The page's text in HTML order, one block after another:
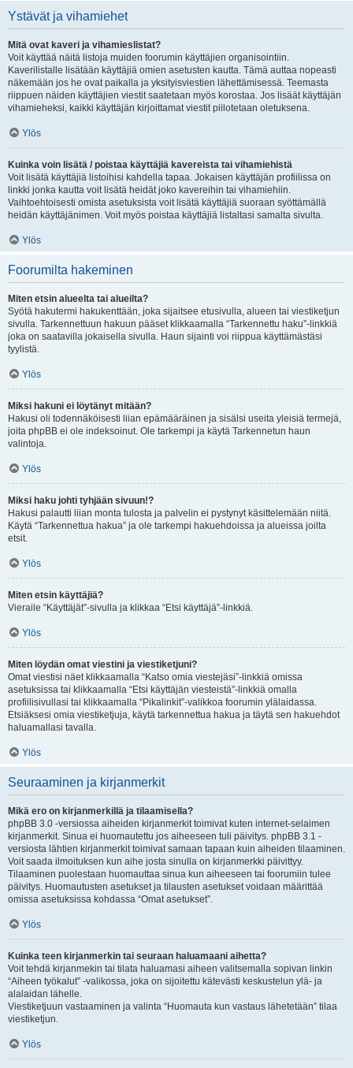
Ystävät ja vihamiehet
Mitä ovat kaveri ja vihamieslistat?
Voit käyttää näitä listoja muiden foorumin käyttäjien organisointiin.
Kaverilistalle lisätään käyttäjiä omien asetusten kautta. Tämä auttaa nopeasti
näkemään jos he ovat paikalla ja yksityisviestien lähettämisessä. Teemasta
riippuen näiden käyttäjien viestit saatetaan myös korostaa. Jos lisäät käyttäjän
vihamieheksi, kaikki käyttäjän kirjoittamat viestit piilotetaan oletuksena.
Ylös
Kuinka voin lisätä / poistaa käyttäjiä kavereista tai vihamiehistä
Voit lisätä käyttäjiä listoihisi kahdella tapaa. Jokaisen käyttäjän profiilissa on
linkki jonka kautta voit lisätä heidät joko kavereihin tai vihamiehiin.
Vaihtoehtoisesti omista asetuksista voit lisätä käyttäjiä suoraan syöttämällä
heidän käyttäjänimen. Voit myös poistaa käyttäjiä listaltasi samalta sivulta.
Ylös
Foorumilta hakeminen
Miten etsin alueelta tai alueilta?
Syötä hakutermi hakukenttään, joka sijaitsee etusivulla, alueen tai viestiketjun
sivulla. Tarkennettuun hakuun pääset klikkaamalla “Tarkennettu haku”-linkkiä
joka on saatavilla jokaisella sivulla. Haun sijainti voi riippua käyttämästäsi
tyylistä.
Ylös
Miksi hakuni ei löytänyt mitään?
Hakusi oli todennäköisesti liian epämääräinen ja sisälsi useita yleisiä termejä,
joita phpBB ei ole indeksoinut. Ole tarkempi ja käytä Tarkennetun haun
valintoja.
Ylös
Miksi haku johti tyhjään sivuun!?
Hakusi palautti liian monta tulosta ja palvelin ei pystynyt käsittelemään niitä.
Käytä “Tarkennettua hakua” ja ole tarkempi hakuehdoissa ja alueissa joilta
etsit.
Ylös
Miten etsin käyttäjiä?
Vieraile “Käyttäjät”-sivulla ja klikkaa “Etsi käyttäjä”-linkkiä.
Ylös
Miten löydän omat viestini ja viestiketjuni?
Omat viestisi näet klikkaamalla “Katso omia viestejäsi”-linkkiä omissa
asetuksissa tai klikkaamalla “Etsi käyttäjän viesteistä”-linkkiä omalla
profiilisivullasi tai klikkaamalla “Pikalinkit”-valikkoa foorumin ylälaidassa.
Etsiäksesi omia viestiketjuja, käytä tarkennettua hakua ja täytä sen hakuehdot
haluamallasi tavalla.
Ylös
Seuraaminen ja kirjanmerkit
Mikä ero on kirjanmerkillä ja tilaamisella?
phpBB 3.0 -versiossa aiheiden kirjanmerkit toimivat kuten internet-selaimen
kirjanmerkit. Sinua ei huomautettu jos aiheeseen tuli päivitys. phpBB 3.1 -
versiosta lähtien kirjanmerkit toimivat samaan tapaan kuin aiheiden tilaaminen.
Voit saada ilmoituksen kun aihe josta sinulla on kirjanmerkki päivittyy.
Tilaaminen puolestaan huomauttaa sinua kun aiheeseen tai foorumiin tulee
päivitys. Huomautusten asetukset ja tilausten asetukset voidaan määrittää
omissa asetuksissa kohdassa “Omat asetukset”.
Ylös
Kuinka teen kirjanmerkin tai seuraan haluamaani aihetta?
Voit tehdä kirjanmekin tai tilata haluamasi aiheen valitsemalla sopivan linkin
“Aiheen työkalut” -valikossa, joka on sijoitettu kätevästi keskustelun ylä- ja
alalaidan lähelle.
Viestiketjuun vastaaminen ja valinta “Huomauta kun vastaus lähetetään” tilaa
viestiketjun.
Ylös